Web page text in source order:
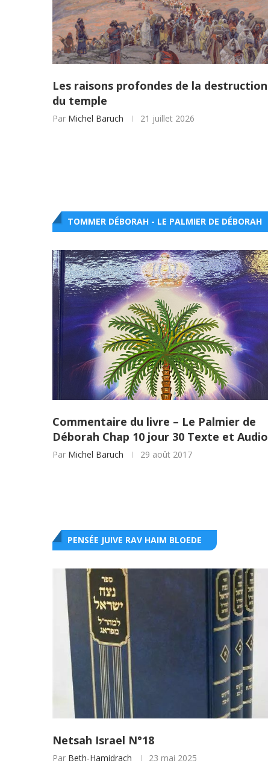
Les raisons profondes de la destruction
du temple
Par Michel Baruch 21 juillet 2026
TOMMER DÉBORAH - LE PALMIER DE DÉBORAH
Commentaire du livre – Le Palmier de
Déborah Chap 10 jour 30 Texte et Audio
Par Michel Baruch 29 août 2017
PENSÉE JUIVE RAV HAIM BLOEDE
Netsah Israel N°18
Par Beth-Hamidrach 23 mai 2025